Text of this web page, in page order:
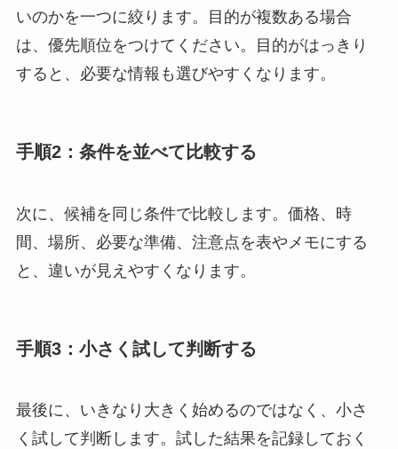
いのかを一つに絞ります。目的が複数ある場合
は、優先順位をつけてください。目的がはっきり
すると、必要な情報も選びやすくなります。
手順2：条件を並べて比較する
次に、候補を同じ条件で比較します。価格、時
間、場所、必要な準備、注意点を表やメモにする
と、違いが見えやすくなります。
手順3：小さく試して判断する
最後に、いきなり大きく始めるのではなく、小さ
く試して判断します。試した結果を記録しておく